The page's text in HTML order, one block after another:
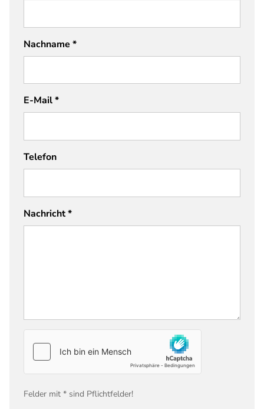
Nachname *
E-Mail*
Telefon
Nachricht*
Felder mit * sind Pflichtfelder!